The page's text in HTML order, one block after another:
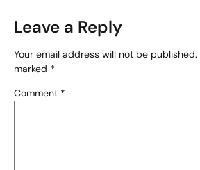
Leave a Reply
Your email address will not be published.
marked *
Comment *